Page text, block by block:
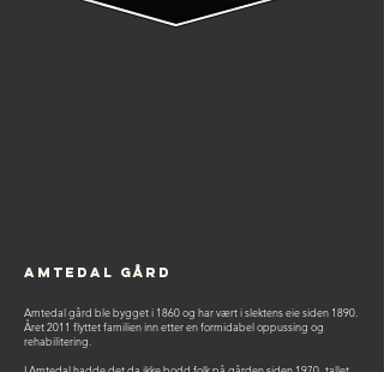
Amtedal Gård
Amtedal gård ble bygget i 1860 og har vært i slektens eie siden 1890.
Året 2011 flyttet familien inn etter en formidabel oppussing og
rehabilitering.